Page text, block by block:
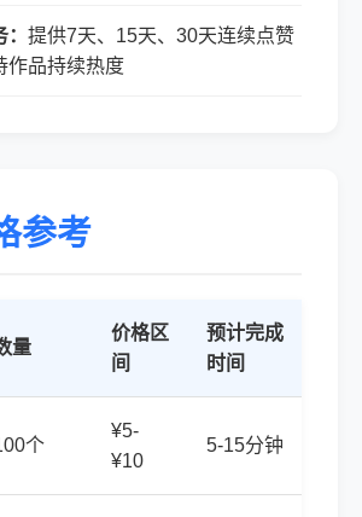
提供7天、15天、30天连续点赞
作品持续热度
参考
量
价格区
间
预计完成
时间
个
¥5-
¥10
5-15分钟